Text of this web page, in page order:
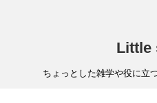
Little
ちょっとした雑学や役に立